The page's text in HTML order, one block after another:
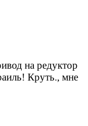
на редуктор
Круть., мне